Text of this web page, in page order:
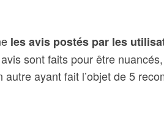
les avis postés par les
sont faits pour être
ayant fait l’objet de 5